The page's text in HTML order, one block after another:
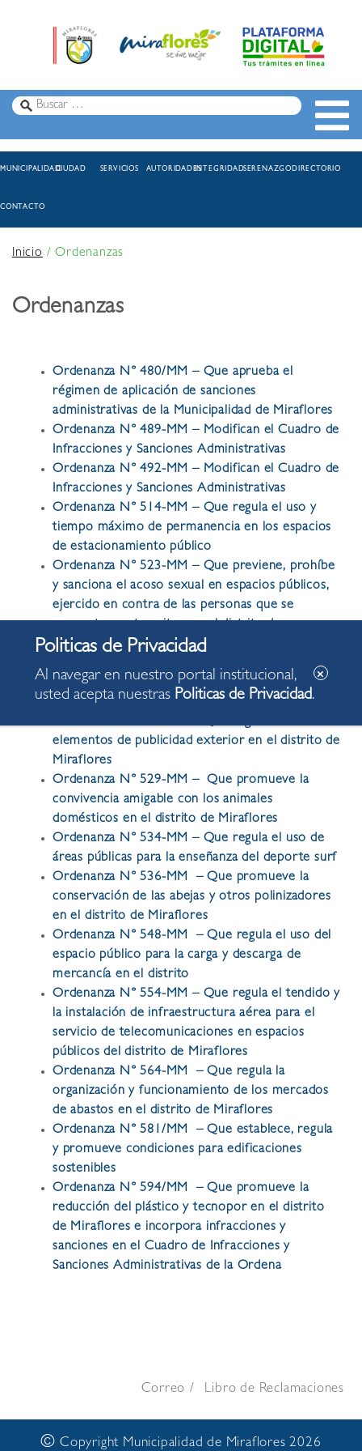
MUNICIPALIDADCIUDAD SERVICIOS AUTORIDADESINTEGRIDADSERENAZGODIRECTORIO
CONTACTO
Inicio/Ordenanzas
Ordenanzas
Ordenanza N° 480/MM – Que aprueba el
régimen de aplicación de sanciones
administrativas de la Municipalidad de Miraflores
Ordenanza N° 489-MM – Modifican el Cuadro de
Infracciones y Sanciones Administrativas
Ordenanza N° 492-MM – Modifican el Cuadro de
Infracciones y Sanciones Administrativas
Ordenanza N° 514-MM – Que regula el uso y
tiempo máximo de permanencia en los espacios
de estacionamiento público
Ordenanza N° 523-MM – Que previene, prohíbe
y sanciona el acoso sexual en espacios públicos,
ejercido en contra de las personas que se
Miraflores
Ordenanza N° 525-MM – Que regula el servicio
de arrendamiento y entrega de productos con
vehículos de mocromovilidad y/o motocicletas
Ordenanza N° 527-MM – Que regula los
elementos de publicidad exterior en el distrito de
Miraflores
Ordenanza N° 529-MM – Que promueve la
convivencia amigable con los animales
domésticos en el distrito de Miraflores
Ordenanza N° 534-MM – Que regula el uso de
áreas públicas para la enseñanza del deporte surf
Ordenanza N° 536-MM – Que promueve la
conservación de las abejas y otros polinizadores
en el distrito de Miraflores
Ordenanza N° 548-MM – Que regula el uso del
espacio público para la carga y descarga de
mercancía en el distrito
Ordenanza N° 554-MM – Que regula el tendido y
la instalación de infraestructura aérea para el
servicio de telecomunicaciones en espacios
públicos del distrito de Miraflores
Ordenanza N° 564-MM – Que regula la
organización y funcionamiento de los mercados
de abastos en el distrito de Miraflores
Ordenanza N° 581/MM – Que establece, regula
y promueve condiciones para edificaciones
sostenibles
Ordenanza N° 594/MM – Que promueve la
reducción del plástico y tecnopor en el distrito
de Miraflores e incorpora infracciones y
sanciones en el Cuadro de Infracciones y
Sanciones Administrativas de la Ordena
Correo Libro de Reclamaciones
© Copyright Municipalidad de Miraflores 2026
Al navegar en nuestro portal institucional,
usted acepta nuestras Politicas de Privacidad.